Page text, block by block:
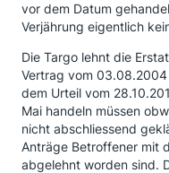
vor dem Datum
Verjährung eigentlich
Die Targo lehnt die
Vertrag vom
dem Urteil vom
Mai handeln müssen
nicht abschliessend
Anträge Betroffener mit
abgelehnt worden sind.